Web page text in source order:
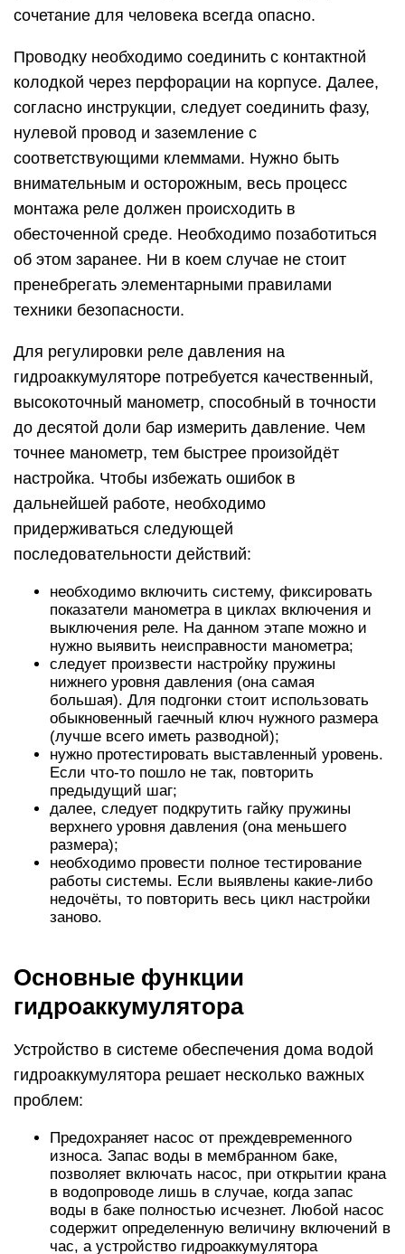
сочетание для человека всегда опасно.
Проводку необходимо соединить с контактной
колодкой через перфорации на корпусе. Далее,
согласно инструкции, следует соединить фазу,
нулевой провод и заземление с
соответствующими клеммами. Нужно быть
внимательным и осторожным, весь процесс
монтажа реле должен происходить в
обесточенной среде. Необходимо позаботиться
об этом заранее. Ни в коем случае не стоит
пренебрегать элементарными правилами
техники безопасности.
Для регулировки реле давления на
гидроаккумуляторе потребуется качественный,
высокоточный манометр, способный в точности
до десятой доли бар измерить давление. Чем
точнее манометр, тем быстрее произойдёт
настройка. Чтобы избежать ошибок в
дальнейшей работе, необходимо
придерживаться следующей
последовательности действий:
необходимо включить систему, фиксировать
показатели манометра в циклах включения и
выключения реле. На данном этапе можно и
нужно выявить неисправности манометра;
следует произвести настройку пружины
нижнего уровня давления (она самая
большая). Для подгонки стоит использовать
обыкновенный гаечный ключ нужного размера
(лучше всего иметь разводной);
нужно протестировать выставленный уровень.
Если что-то пошло не так, повторить
предыдущий шаг;
далее, следует подкрутить гайку пружины
верхнего уровня давления (она меньшего
размера);
необходимо провести полное тестирование
работы системы. Если выявлены какие-либо
недочёты, то повторить весь цикл настройки
заново.
Основные функции
гидроаккумулятора
Устройство в системе обеспечения дома водой
гидроаккумулятора решает несколько важных
проблем:
Предохраняет насос от преждевременного
износа. Запас воды в мембранном баке,
позволяет включать насос, при открытии крана
в водопроводе лишь в случае, когда запас
воды в баке полностью исчезнет. Любой насос
содержит определенную величину включений в
час, а устройство гидроаккумулятора